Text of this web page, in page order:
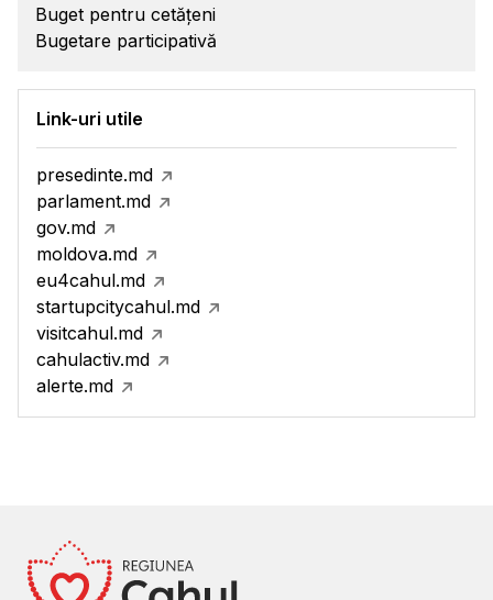
Buget pentru cetățeni
Bugetare participativă
Link-uri utile
presedinte.md
parlament.md
gov.md
moldova.md
eu4cahul.md
startupcitycahul.md
visitcahul.md
cahulactiv.md
alerte.md